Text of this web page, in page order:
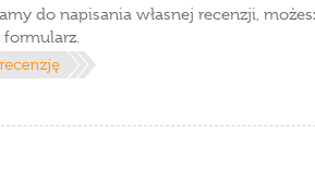
do napisania własnej recenzji,
formularz.